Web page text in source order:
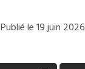
le 19 juin 2026